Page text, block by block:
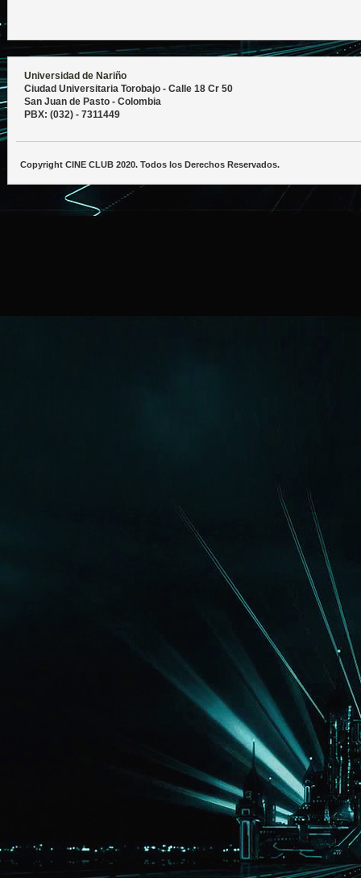
Universidad de Nariño
Ciudad Universitaria Torobajo - Calle 18 Cr 50
San Juan de Pasto - Colombia
PBX: (032) - 7311449
Copyright CINE CLUB 2020. Todos los Derechos Reservados.